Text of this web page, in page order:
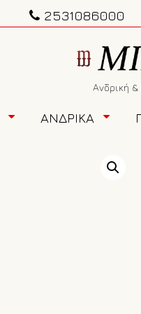
2531086000
Ανδρική
ΑΝΔΡΙΚΑ